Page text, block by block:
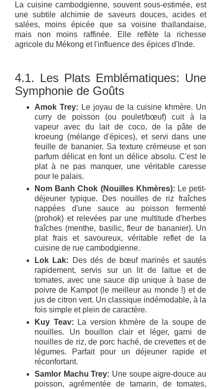
La cuisine cambodgienne, souvent sous-estimée, est
une subtile alchimie de saveurs douces, acides et
salées, moins épicée que sa voisine thaïlandaise,
mais non moins raffinée. Elle reflète la richesse
agricole du Mékong et l'influence des épices d'Inde.
4.1. Les Plats Emblématiques: Une
Symphonie de Goûts
Amok Trey: Le joyau de la cuisine khmère. Un
curry de poisson (ou poulet/bœuf) cuit à la
vapeur avec du lait de coco, de la pâte de
kroeung (mélange d'épices), et servi dans une
feuille de bananier. Sa texture crémeuse et son
parfum délicat en font un délice absolu. C'est le
plat à ne pas manquer, une véritable caresse
pour le palais.
Nom Banh Chok (Nouilles Khmères): Le petit-
déjeuner typique. Des nouilles de riz fraîches
nappées d'une sauce au poisson fermenté
(prohok) et relevées par une multitude d'herbes
fraîches (menthe, basilic, fleur de bananier). Un
plat frais et savoureux, véritable reflet de la
cuisine de rue cambodgienne.
Lok Lak: Des dés de bœuf marinés et sautés
rapidement, servis sur un lit de laitue et de
tomates, avec une sauce dip unique à base de
poivre de Kampot (le meilleur au monde !) et de
jus de citron vert. Un classique indémodable, à la
fois simple et plein de caractère.
Kuy Teav: La version khmère de la soupe de
nouilles. Un bouillon clair et léger, garni de
nouilles de riz, de porc haché, de crevettes et de
légumes. Parfait pour un déjeuner rapide et
réconfortant.
Samlor Machu Trey: Une soupe aigre-douce au
poisson, agrémentée de tamarin, de tomates,